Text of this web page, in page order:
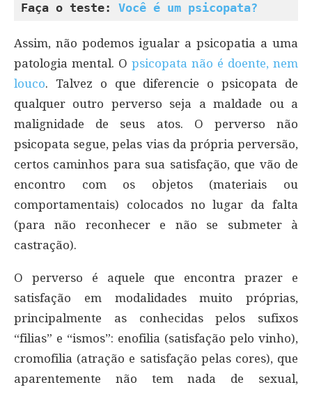
Faça o teste: Você é um psicopata?
Assim, não podemos igualar a psicopatia a uma
patologia mental. O psicopata não é doente, nem
louco. Talvez o que diferencie o psicopata de
qualquer outro perverso seja a maldade ou a
malignidade de seus atos. O perverso não
psicopata segue, pelas vias da própria perversão,
certos caminhos para sua satisfação, que vão de
encontro com os objetos (materiais ou
comportamentais) colocados no lugar da falta
(para não reconhecer e não se submeter à
castração).
O perverso é aquele que encontra prazer e
satisfação em modalidades muito próprias,
principalmente as conhecidas pelos sufixos
“filias” e “ismos”: enofilia (satisfação pelo vinho),
cromofilia (atração e satisfação pelas cores), que
aparentemente não tem nada de sexual,